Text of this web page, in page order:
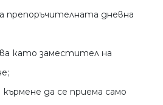
препоръчителната дневна
като заместител на
да се приема само